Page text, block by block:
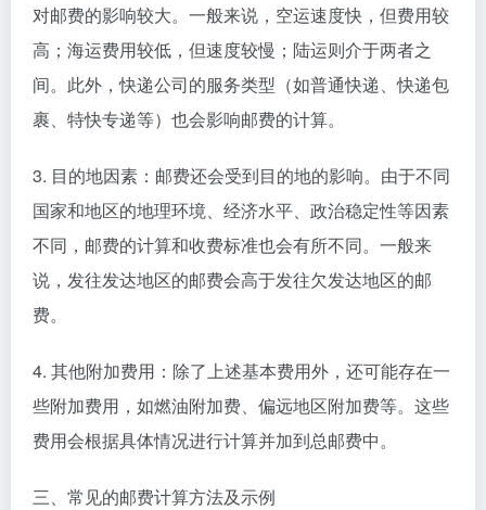
对邮费的影响较大。一般来说，空运速度快，但费用较
高；海运费用较低，但速度较慢；陆运则介于两者之
间。此外，快递公司的服务类型（如普通快递、快递包
裹、特快专递等）也会影响邮费的计算。
3. 目的地因素：邮费还会受到目的地的影响。由于不同
国家和地区的地理环境、经济水平、政治稳定性等因素
不同，邮费的计算和收费标准也会有所不同。一般来
说，发往发达地区的邮费会高于发往欠发达地区的邮
费。
4. 其他附加费用：除了上述基本费用外，还可能存在一
些附加费用，如燃油附加费、偏远地区附加费等。这些
费用会根据具体情况进行计算并加到总邮费中。
三、常见的邮费计算方法及示例